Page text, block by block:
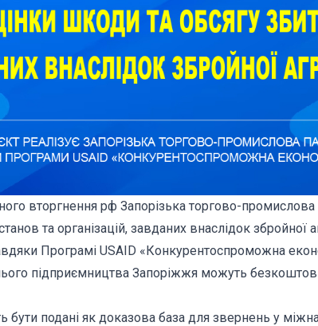
вторгнення рф Запорізька торгово-промислова
та організацій, завданих внаслідок збройної
Програмі USAID «Конкурентоспроможна
підприємництва Запоріжжя можуть
подані як доказова база для звернень у